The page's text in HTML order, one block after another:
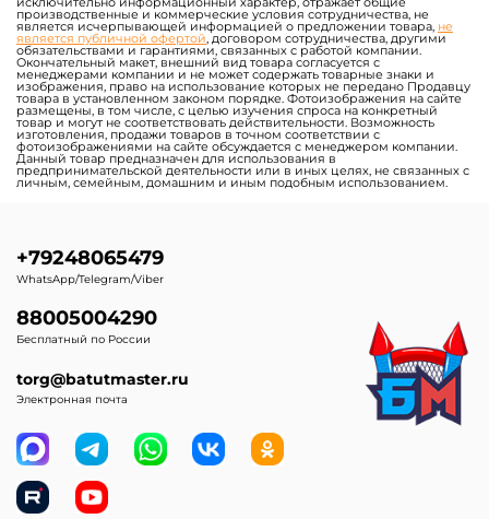
производственные и коммерческие условия сотрудничества, не
является исчерпывающей информацией о предложении товара, не
является публичной офертой, договором сотрудничества, другими
обязательствами и гарантиями, связанных с работой компании.
Окончательный макет, внешний вид товара согласуется с
менеджерами компании и не может содержать товарные знаки и
изображения, право на использование которых не передано Продавцу
товара в установленном законом порядке. Фотоизображения на сайте
размещены, в том числе, с целью изучения спроса на конкретный
товар и могут не соответствовать действительности. Возможность
изготовления, продажи товаров в точном соответствии с
фотоизображениями на сайте обсуждается с менеджером компании.
Данный товар предназначен для использования в
предпринимательской деятельности или в иных целях, не связанных с
личным, семейным, домашним и иным подобным использованием.
+79248065479
WhatsApp/Telegram/Viber
88005004290
Бесплатный по России
torg@batutmaster.ru
Электронная почта